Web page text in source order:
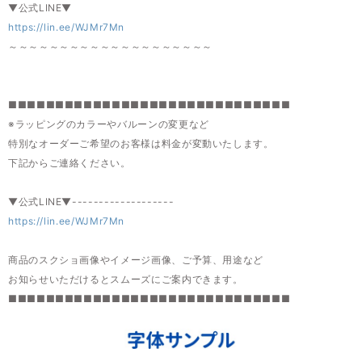
▼公式LINE▼
https://lin.ee/WJMr7Mn
～～～～～～～～～～～～～～～～～～～～
■■■■■■■■■■■■■■■■■■■■■■■■■■■■■■
※ラッピングのカラーやバルーンの変更など
特別なオーダーご希望のお客様は料金が変動いたします。
下記からご連絡ください。
▼公式LINE▼-------------------
https://lin.ee/WJMr7Mn
商品のスクショ画像やイメージ画像、ご予算、用途など
お知らせいただけるとスムーズにご案内できます。
■■■■■■■■■■■■■■■■■■■■■■■■■■■■■■